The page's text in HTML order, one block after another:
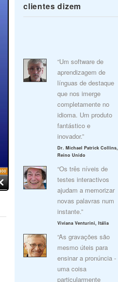
clientes dizem
“Um software de
aprendizagem de
línguas de destaque
que nos imerge
completamente no
idioma. Um produto
fantástico e
inovador.”
Dr. Michael Patrick Collins,
Reino Unido
“Os três níveis de
testes interactivos
ajudam a memorizar
novas palavras num
instante.”
Viviana Venturini, Itália
“As gravações são
mesmo úteis para
ensinar a pronúncia -
uma coisa
particularmente